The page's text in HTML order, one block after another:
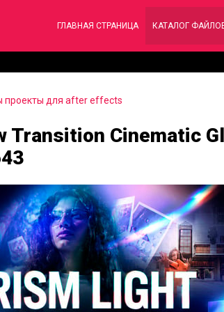
ГЛАВНАЯ СТРАНИЦА КАТАЛОГ
проекты для after effects
Transition Cinematic